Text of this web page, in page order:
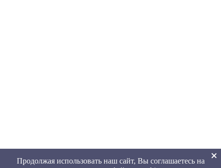
Продолжая использовать наш сайт, Вы соглашаетесь на